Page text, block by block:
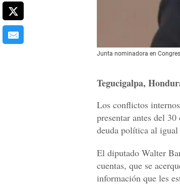
Junta nominadora en
Tegucigalpa,
Los conflictos
presentar antes del
deuda política al igual
El diputado Walter
cuentas, que se
información que les